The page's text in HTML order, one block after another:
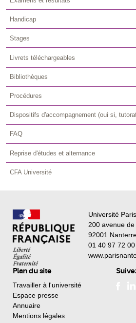
Handicap
Stages
Livrets téléchargeables
Bibliothèques
Procédures
Dispositifs d'accompagnement (oui si,
FAQ
Reprise d'études et alternance
CFA Université
Université
200 avenue
92001
01 40 97 72 00
Plan du site
Travailler à l'université
Espace presse
Annuaire
Mentions légales